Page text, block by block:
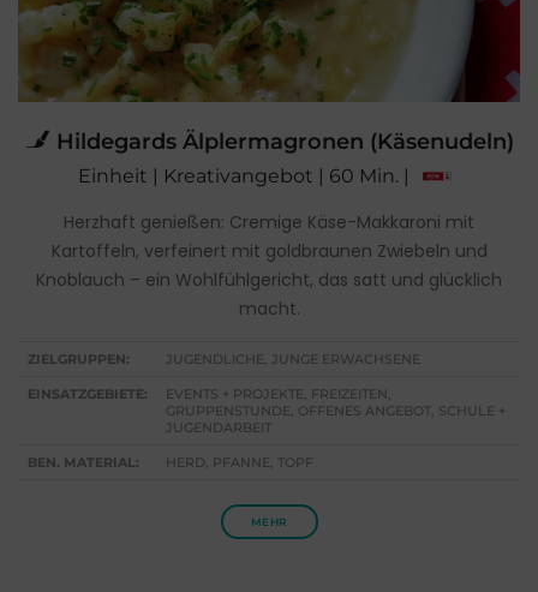
Hildegards Älplermagronen (Käsenudeln)
Einheit | Kreativangebot | 60 Min. |
Herzhaft genießen: Cremige Käse-Makkaroni mit
Kartoffeln, verfeinert mit goldbraunen Zwiebeln und
Knoblauch – ein Wohlfühlgericht, das satt und glücklich
macht.
ZIELGRUPPEN: JUGENDLICHE, JUNGE ERWACHSENE
EINSATZGEBIETE:
EVENTS + PROJEKTE, FREIZEITEN,
GRUPPENSTUNDE, OFFENES ANGEBOT, SCHULE +
JUGENDARBEIT
BEN. MATERIAL: HERD, PFANNE, TOPF
MEHR